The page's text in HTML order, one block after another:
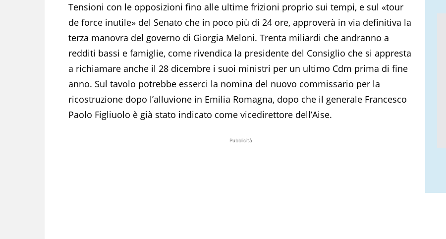
Tensioni con le opposizioni fino alle ultime frizioni proprio sui tempi, e sul «tour
de force inutile» del Senato che in poco più di 24 ore, approverà in via definitiva la
terza manovra del governo di Giorgia Meloni. Trenta miliardi che andranno a
redditi bassi e famiglie, come rivendica la presidente del Consiglio che si appresta
a richiamare anche il 28 dicembre i suoi ministri per un ultimo Cdm prima di fine
anno. Sul tavolo potrebbe esserci la nomina del nuovo commissario per la
ricostruzione dopo l’alluvione in Emilia Romagna, dopo che il generale Francesco
Paolo Figliuolo è già stato indicato come vicedirettore dell’Aise.
Pubblicità